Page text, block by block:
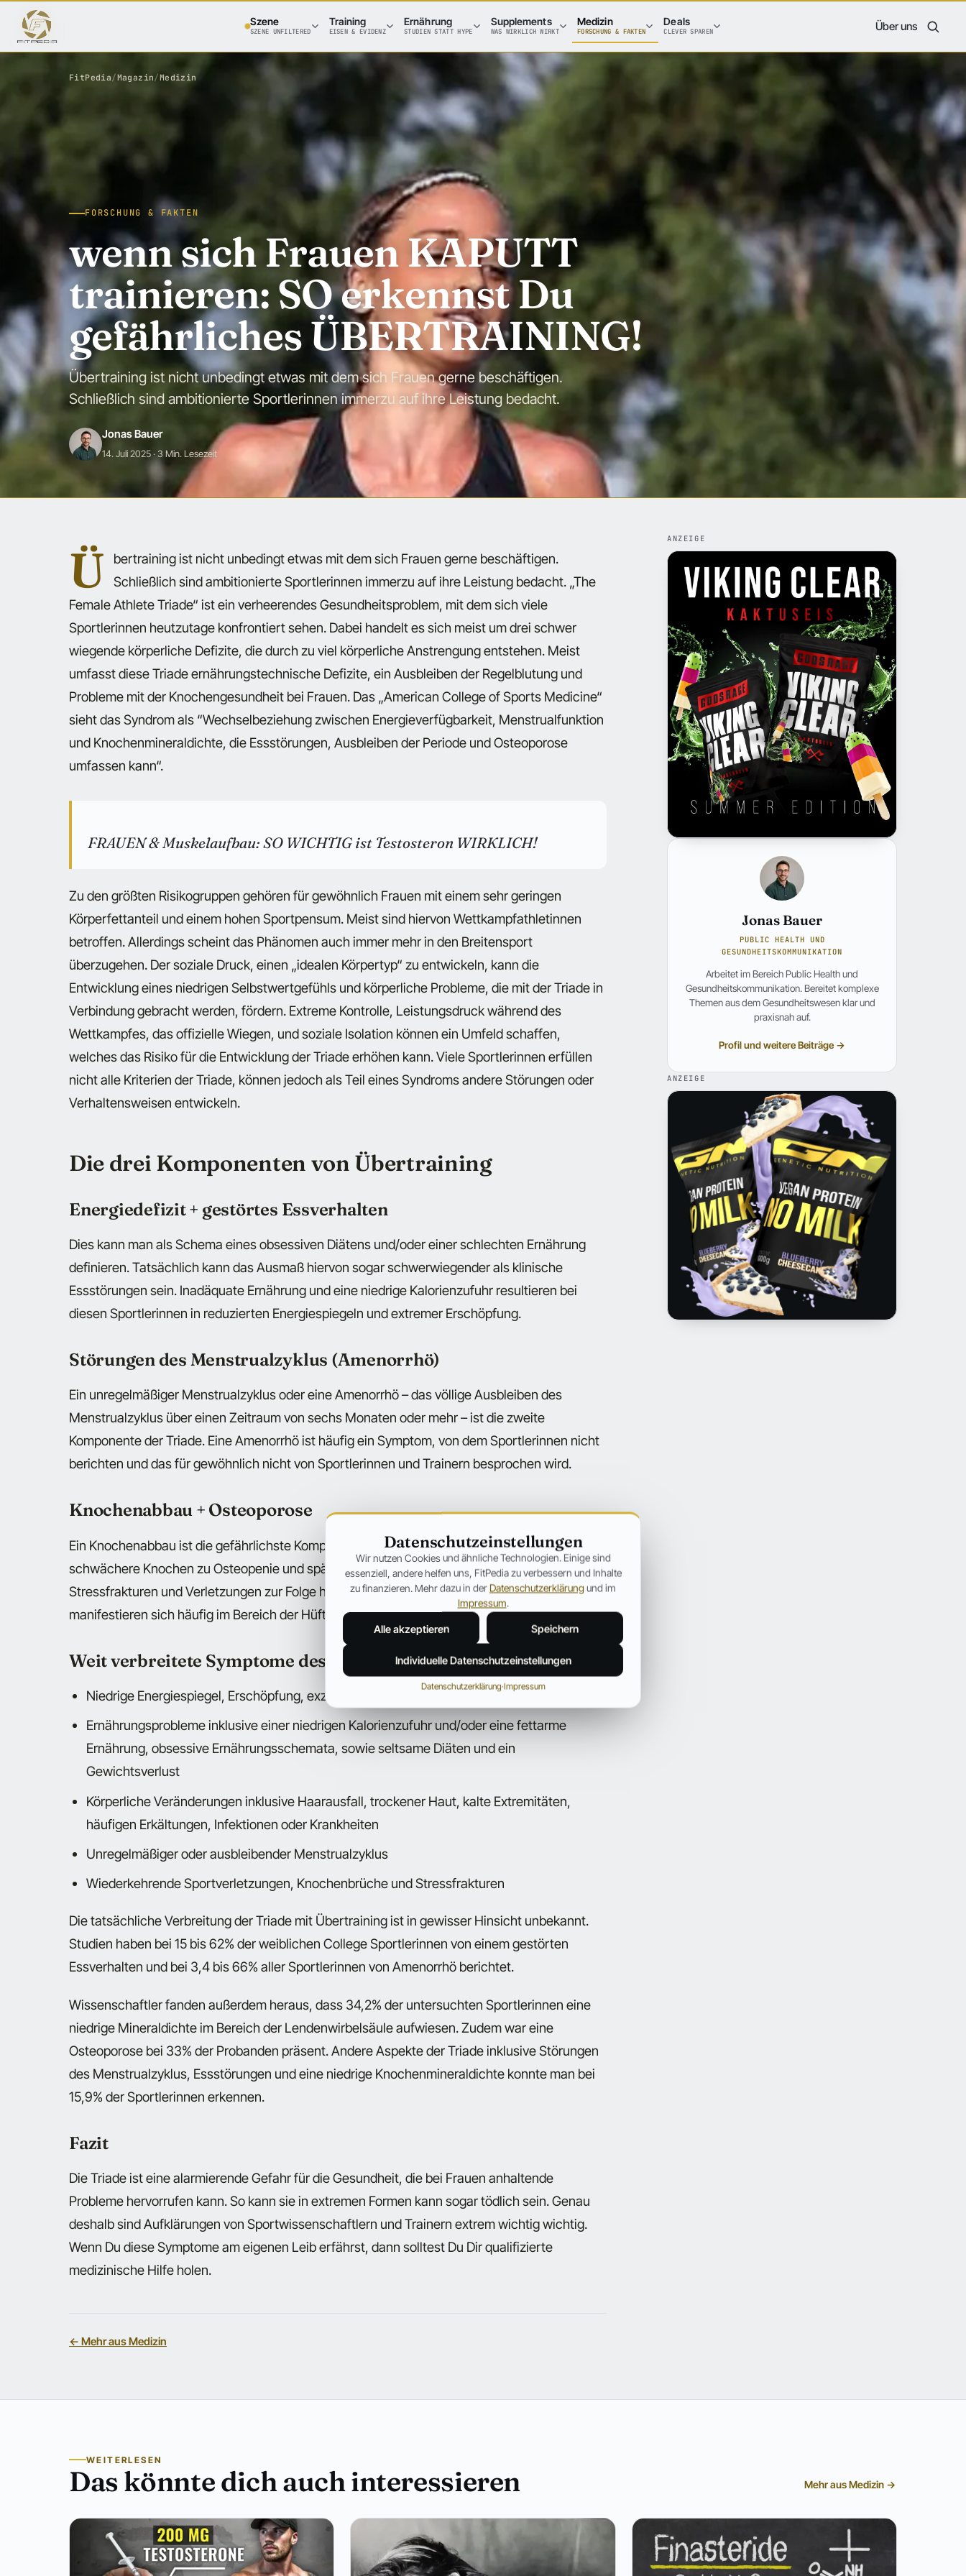
Szene
SZENE UNFILTERED
Training
EISEN & EVIDENZ
Ernährung
STUDIEN STATT HYPE
Supplements
WAS WIRKLICH WIRKT
Medizin
FORSCHUNG & FAKTEN
Deals
CLEVER SPAREN Über uns
FitPedia/Magazin/Medizin
FORSCHUNG & FAKTEN
wenn sich Frauen KAPUTT
trainieren: SO erkennst Du
gefährliches ÜBERTRAINING!
Übertraining ist nicht unbedingt etwas mit dem sich Frauen gerne beschäftigen.
Schließlich sind ambitionierte Sportlerinnen immerzu auf ihre Leistung bedacht.
Jonas Bauer
14. Juli 2025· 3 Min. Lesezeit
Ü
bertraining ist nicht unbedingt etwas mit dem sich Frauen gerne beschäftigen.
Schließlich sind ambitionierte Sportlerinnen immerzu auf ihre Leistung bedacht. „The
Female Athlete Triade“ ist ein verheerendes Gesundheitsproblem, mit dem sich viele
Sportlerinnen heutzutage konfrontiert sehen. Dabei handelt es sich meist um drei schwer
wiegende körperliche Defizite, die durch zu viel körperliche Anstrengung entstehen. Meist
umfasst diese Triade ernährungstechnische Defizite, ein Ausbleiben der Regelblutung und
Probleme mit der Knochengesundheit bei Frauen. Das „American College of Sports Medicine“
sieht das Syndrom als “Wechselbeziehung zwischen Energieverfügbarkeit, Menstrualfunktion
und Knochenmineraldichte, die Essstörungen, Ausbleiben der Periode und Osteoporose
umfassen kann“.
FRAUEN & Muskelaufbau: SO WICHTIG ist Testosteron WIRKLICH!
Zu den größten Risikogruppen gehören für gewöhnlich Frauen mit einem sehr geringen
Körperfettanteil und einem hohen Sportpensum. Meist sind hiervon Wettkampfathletinnen
betroffen. Allerdings scheint das Phänomen auch immer mehr in den Breitensport
überzugehen. Der soziale Druck, einen „idealen Körpertyp“ zu entwickeln, kann die
Entwicklung eines niedrigen Selbstwertgefühls und körperliche Probleme, die mit der Triade in
Verbindung gebracht werden, fördern. Extreme Kontrolle, Leistungsdruck während des
Wettkampfes, das offizielle Wiegen, und soziale Isolation können ein Umfeld schaffen,
welches das Risiko für die Entwicklung der Triade erhöhen kann. Viele Sportlerinnen erfüllen
nicht alle Kriterien der Triade, können jedoch als Teil eines Syndroms andere Störungen oder
Verhaltensweisen entwickeln.
Die drei Komponenten von Übertraining
Energiedefizit + gestörtes Essverhalten
Dies kann man als Schema eines obsessiven Diätens und/oder einer schlechten Ernährung
definieren. Tatsächlich kann das Ausmaß hiervon sogar schwerwiegender als klinische
Essstörungen sein. Inadäquate Ernährung und eine niedrige Kalorienzufuhr resultieren bei
diesen Sportlerinnen in reduzierten Energiespiegeln und extremer Erschöpfung.
Störungen des Menstrualzyklus (Amenorrhö)
Ein unregelmäßiger Menstrualzyklus oder eine Amenorrhö – das völlige Ausbleiben des
Menstrualzyklus über einen Zeitraum von sechs Monaten oder mehr – ist die zweite
Komponente der Triade. Eine Amenorrhö ist häufig ein Symptom, von dem Sportlerinnen nicht
berichten und das für gewöhnlich nicht von Sportlerinnen und Trainern besprochen wird.
Knochenabbau + Osteoporose
Ein Knochenabbau ist die gefährlichste Komponente der Triade. Schließlich können
schwächere Knochen zu Osteopenie und später zu Osteoporose führen. Dies kann
Stressfrakturen und Verletzungen zur Folge haben. Stressfrakturen und gebrochene Knochen
manifestieren sich häufig im Bereich der Hüfte oder der Wirbelsäule von Sportlerinnen.
Weit verbreitete Symptome des Übertraining
Niedrige Energiespiegel, Erschöpfung, exzessive Müdigkeit und Schlafprobleme
Ernährungsprobleme inklusive einer niedrigen Kalorienzufuhr und/oder eine fettarme
Ernährung, obsessive Ernährungsschemata, sowie seltsame Diäten und ein
Gewichtsverlust
Körperliche Veränderungen inklusive Haarausfall, trockener Haut, kalte Extremitäten,
häufigen Erkältungen, Infektionen oder Krankheiten
Unregelmäßiger oder ausbleibender Menstrualzyklus
Wiederkehrende Sportverletzungen, Knochenbrüche und Stressfrakturen
Die tatsächliche Verbreitung der Triade mit Übertraining ist in gewisser Hinsicht unbekannt.
Studien haben bei 15 bis 62% der weiblichen College Sportlerinnen von einem gestörten
Essverhalten und bei 3,4 bis 66% aller Sportlerinnen von Amenorrhö berichtet.
Wissenschaftler fanden außerdem heraus, dass 34,2% der untersuchten Sportlerinnen eine
niedrige Mineraldichte im Bereich der Lendenwirbelsäule aufwiesen. Zudem war eine
Osteoporose bei 33% der Probanden präsent. Andere Aspekte der Triade inklusive Störungen
des Menstrualzyklus, Essstörungen und eine niedrige Knochenmineraldichte konnte man bei
15,9% der Sportlerinnen erkennen.
Fazit
Die Triade ist eine alarmierende Gefahr für die Gesundheit, die bei Frauen anhaltende
Probleme hervorrufen kann. So kann sie in extremen Formen kann sogar tödlich sein. Genau
deshalb sind Aufklärungen von Sportwissenschaftlern und Trainern extrem wichtig wichtig.
Wenn Du diese Symptome am eigenen Leib erfährst, dann solltest Du Dir qualifizierte
medizinische Hilfe holen.
← Mehr aus Medizin
ANZEIGE
Jonas Bauer
PUBLIC HEALTH UND
GESUNDHEITSKOMMUNIKATION
Arbeitet im Bereich Public Health und
Gesundheitskommunikation. Bereitet komplexe
Themen aus dem Gesundheitswesen klar und
praxisnah auf.
Profil und weitere Beiträge →
ANZEIGE
WEITERLESEN
Das könnte dich auch interessieren Mehr aus Medizin →
Datenschutzeinstellungen
Wir nutzen Cookies und ähnliche Technologien. Einige sind
essenziell, andere helfen uns, FitPedia zu verbessern und Inhalte
zu finanzieren. Mehr dazu in der Datenschutzerklärungund im
Impressum.
Alle akzeptieren Speichern
Individuelle Datenschutzeinstellungen
Datenschutzerklärung·Impressum